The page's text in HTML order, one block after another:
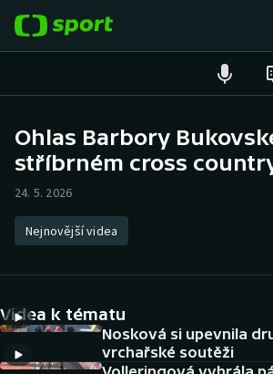
ME v plavání
Hokej
DALŠÍ SPORTY
Ohlas Barbory
stříbrném cross
24. 5. 2026
Nejnovější videa
Videa k tématu
Nosková si upevnila
vrchařské soutěži